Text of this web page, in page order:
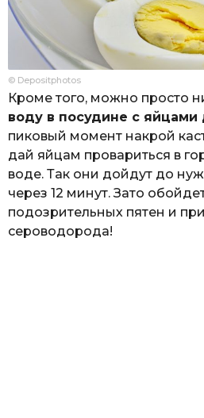
© Depositphotos
Кроме того, можно просто
воду в посудине с яйцами
пиковый момент накрой
дай яйцам провариться в
воде. Так они дойдут до
через 12 минут. Зато
подозрительных пятен и
сероводорода!